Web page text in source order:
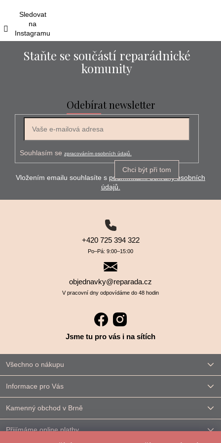
Sledovat
na
Instagramu
Staňte se součástí reparádnické
komunity
Odebírat newsletter
Souhlasím se zpracováním osobních údajů.
Chci být při tom
Vložením emailu souhlasíte s podmínkami ochrany osobních
údajů.
+420 725 394 322
Po–⁠⁠⁠⁠⁠⁠Pá: 9:00–⁠⁠⁠⁠⁠⁠15:00
objednavky@reparada.cz
V pracovní dny odpovídáme do 48 hodin
Jsme tu pro vás i na sítích
Všechno o nákupu
Informace pro Vás
Kamenný obchod v Brně
Přijímáme online platby